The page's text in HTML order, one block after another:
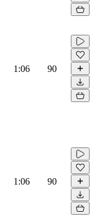
1:06 90
1:06 90